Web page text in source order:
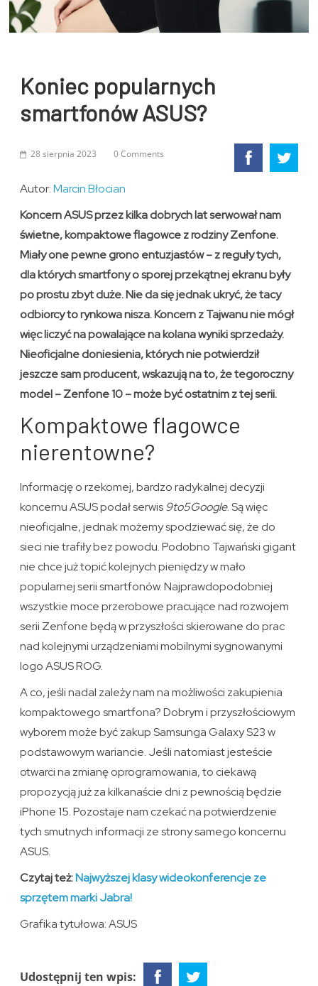
Koniec popularnych
smartfonów ASUS?
28 sierpnia 2023 0 Comments
Autor:Marcin Błocian
Koncern ASUS przez kilka dobrych lat serwował nam
świetne, kompaktowe flagowce z rodziny Zenfone.
Miały one pewne grono entuzjastów – z reguły tych,
dla których smartfony o sporej przekątnej ekranu były
po prostu zbyt duże. Nie da się jednak ukryć, że tacy
odbiorcy to rynkowa nisza. Koncern z Tajwanu nie mógł
więc liczyć na powalające na kolana wyniki sprzedaży.
Nieoficjalne doniesienia, których nie potwierdził
jeszcze sam producent, wskazują na to, że tegoroczny
model – Zenfone 10 – może być ostatnim z tej serii.
Kompaktowe flagowce
nierentowne?
Informację o rzekomej, bardzo radykalnej decyzji
koncernu ASUS podał serwis9to5Google. Są więc
nieoficjalne, jednak możemy spodziewać się, że do
sieci nie trafiły bez powodu. Podobno Tajwański gigant
nie chce już topić kolejnych pieniędzy w mało
popularnej serii smartfonów. Najprawdopodobniej
wszystkie moce przerobowe pracujące nad rozwojem
serii Zenfone będą w przyszłości skierowane do prac
nad kolejnymi urządzeniami mobilnymi sygnowanymi
logo ASUS ROG.
A co, jeśli nadal zależy nam na możliwości zakupienia
kompaktowego smartfona? Dobrym i przyszłościowym
wyborem może być zakup Samsunga Galaxy S23 w
podstawowym wariancie. Jeśli natomiast jesteście
otwarci na zmianę oprogramowania, to ciekawą
propozycją już za kilkanaście dni z pewnością będzie
iPhone 15. Pozostaje nam czekać na potwierdzenie
tych smutnych informacji ze strony samego koncernu
ASUS.
Czytaj też:Najwyższej klasy wideokonferencje ze
sprzętem marki Jabra!
Grafika tytułowa: ASUS
Udostępnij ten wpis: